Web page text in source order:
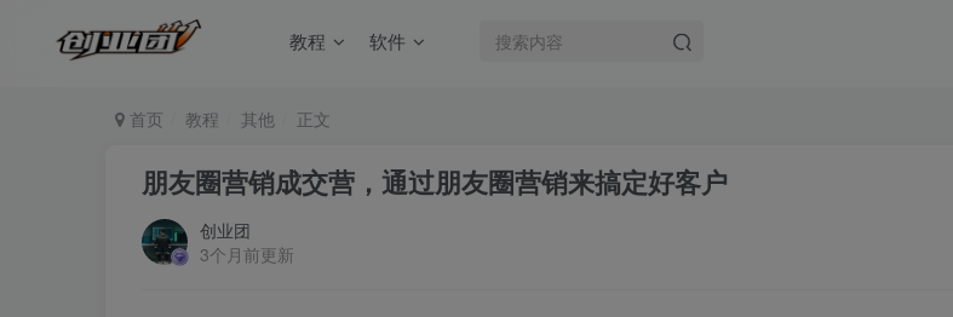
教程 软件
首页 教程 其他 正文
朋友圈营销成交营，通过朋友圈营销来搞定好客户
创业团
3个月前更新